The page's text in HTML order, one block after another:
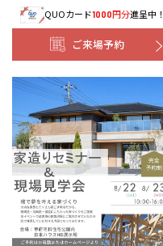
QUOカード1000円分進呈中！
ご来場予約